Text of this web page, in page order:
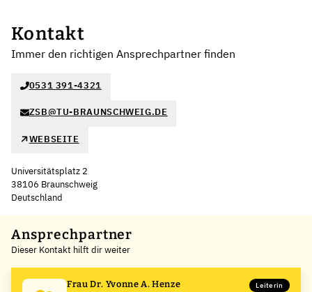
Kontakt
Immer den richtigen Ansprechpartner finden
0531 391-4321
ZSB@TU-BRAUNSCHWEIG.DE
WEBSEITE
Universitätsplatz 2
38106 Braunschweig
Deutschland
+
−
Ansprechpartner
Dieser Kontakt hilft dir weiter
Frau Dr. Yvonne A. Henze Leiterin